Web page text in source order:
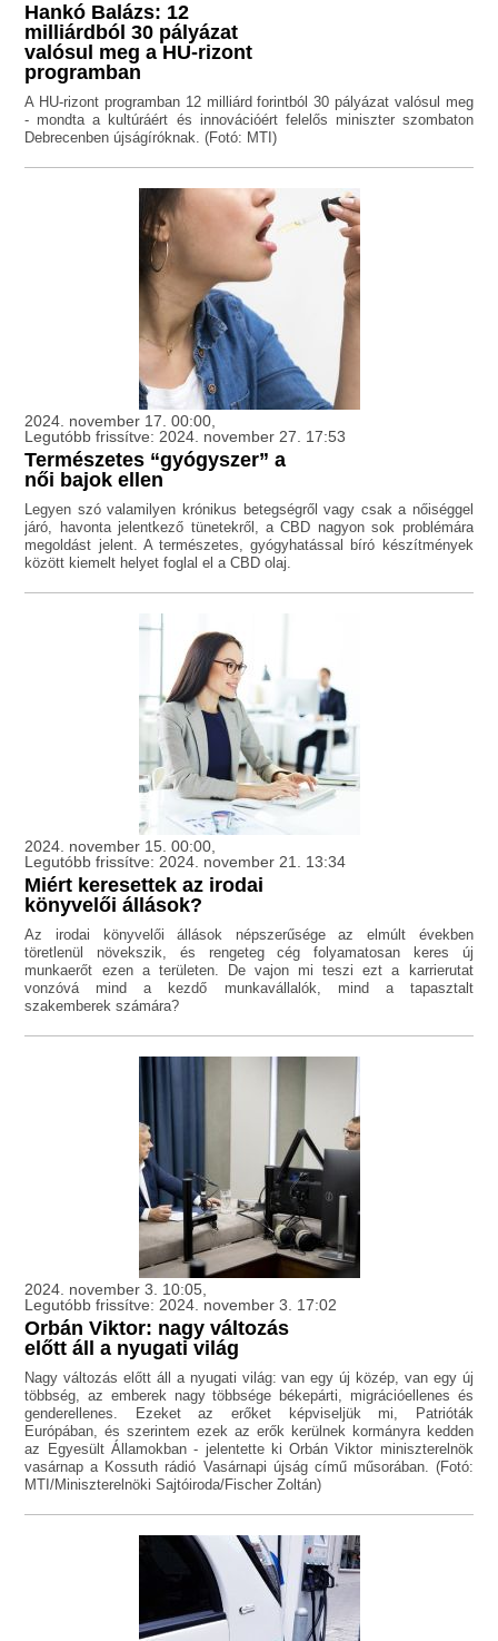
Hankó Balázs: 12
milliárdból 30 pályázat
valósul meg a HU-rizont
programban
A HU-rizont programban 12 milliárd forintból 30 pályázat valósul meg
- mondta a kultúráért és innovációért felelős miniszter szombaton
Debrecenben újságíróknak. (Fotó: MTI)
2024. november 17. 00:00,
Legutóbb frissítve: 2024. november 27. 17:53
Természetes “gyógyszer” a
női bajok ellen
Legyen szó valamilyen krónikus betegségről vagy csak a nőiséggel
járó, havonta jelentkező tünetekről, a CBD nagyon sok problémára
megoldást jelent. A természetes, gyógyhatással bíró készítmények
között kiemelt helyet foglal el a CBD olaj.
2024. november 15. 00:00,
Legutóbb frissítve: 2024. november 21. 13:34
Miért keresettek az irodai
könyvelői állások?
Az irodai könyvelői állások népszerűsége az elmúlt években
töretlenül növekszik, és rengeteg cég folyamatosan keres új
munkaerőt ezen a területen. De vajon mi teszi ezt a karrierutat
vonzóvá mind a kezdő munkavállalók, mind a tapasztalt
szakemberek számára?
2024. november 3. 10:05,
Legutóbb frissítve: 2024. november 3. 17:02
Orbán Viktor: nagy változás
előtt áll a nyugati világ
Nagy változás előtt áll a nyugati világ: van egy új közép, van egy új
többség, az emberek nagy többsége békepárti, migrációellenes és
genderellenes. Ezeket az erőket képviseljük mi, Patrióták
Európában, és szerintem ezek az erők kerülnek kormányra kedden
az Egyesült Államokban - jelentette ki Orbán Viktor miniszterelnök
vasárnap a Kossuth rádió Vasárnapi újság című műsorában. (Fotó:
MTI/Miniszterelnöki Sajtóiroda/Fischer Zoltán)